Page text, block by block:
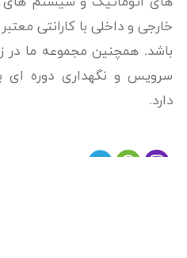
خارجی و داخلی با کارانتی
باشد. همچنین مجموعه ما در
سرویس و نگهداری دوره
دارد.